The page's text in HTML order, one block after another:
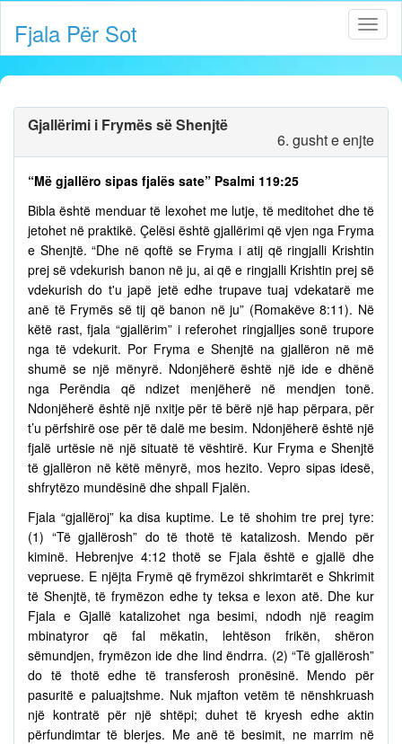
Fjala Për Sot
Gjallërimi i Frymës së Shenjtë
6. gusht e enjte
“Më gjallëro sipas fjalës sate” Psalmi 119:25
Bibla është menduar të lexohet me lutje, të meditohet dhe të
jetohet në praktikë. Çelësi është gjallërimi që vjen nga Fryma
e Shenjtë. “Dhe në qoftë se Fryma i atij që ringjalli Krishtin
prej së vdekurish banon në ju, ai që e ringjalli Krishtin prej së
vdekurish do t'u japë jetë edhe trupave tuaj vdekatarë me
anë të Frymës së tij që banon në ju” (Romakëve 8:11). Në
këtë rast, fjala “gjallërim” i referohet ringjalljes sonë trupore
nga të vdekurit. Por Fryma e Shenjtë na gjallëron në më
shumë se një mënyrë. Ndonjëherë është një ide e dhënë
nga Perëndia që ndizet menjëherë në mendjen tonë.
Ndonjëherë është një nxitje për të bërë një hap përpara, për
t’u përfshirë ose për të dalë me besim. Ndonjëherë është një
fjalë urtësie në një situatë të vështirë. Kur Fryma e Shenjtë
të gjallëron në këtë mënyrë, mos hezito. Vepro sipas idesë,
shfrytëzo mundësinë dhe shpall Fjalën.
Fjala “gjallëroj” ka disa kuptime. Le të shohim tre prej tyre:
(1) “Të gjallërosh” do të thotë të katalizosh. Mendo për
kiminë. Hebrenjve 4:12 thotë se Fjala është e gjallë dhe
vepruese. E njëjta Frymë që frymëzoi shkrimtarët e Shkrimit
të Shenjtë, të frymëzon edhe ty teksa e lexon atë. Dhe kur
Fjala e Gjallë katalizohet nga besimi, ndodh një reagim
mbinatyror që fal mëkatin, lehtëson frikën, shëron
sëmundjen, frymëzon ide dhe lind ëndrra. (2) “Të gjallërosh”
do të thotë edhe të transferosh pronësinë. Mendo për
pasuritë e paluajtshme. Nuk mjafton vetëm të nënshkruash
një kontratë për një shtëpi; duhet të kryesh edhe aktin
përfundimtar të blerjes. Me anë të besimit, ne marrim në